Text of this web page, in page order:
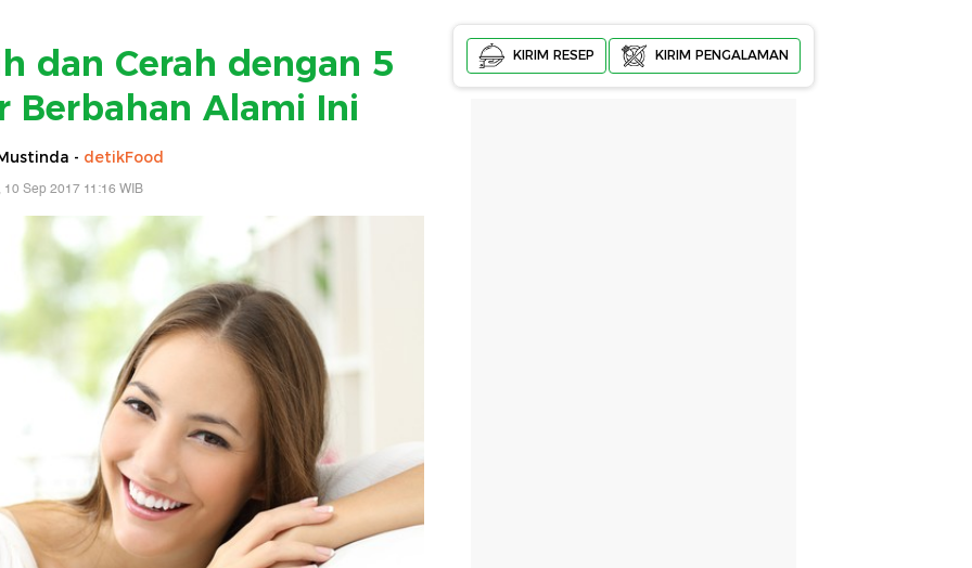
dan Cerah dengan 5
Berbahan Alami Ini
- detikFood
10 Sep 2017 11:16 WIB
KIRIM RESEP KIRIM PENGALAMAN